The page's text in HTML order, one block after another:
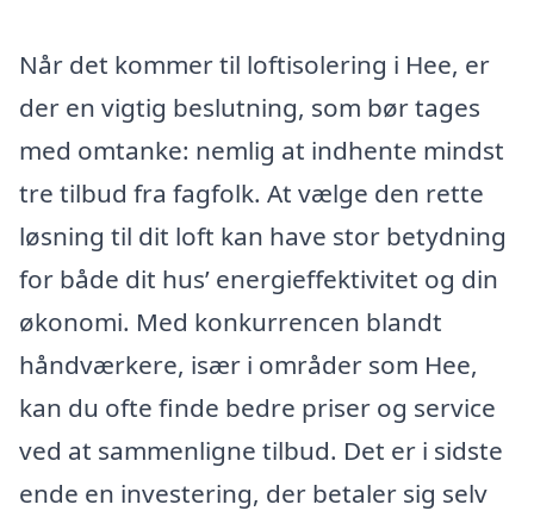
Når det kommer til loftisolering i Hee, er
der en vigtig beslutning, som bør tages
med omtanke: nemlig at indhente mindst
tre tilbud fra fagfolk. At vælge den rette
løsning til dit loft kan have stor betydning
for både dit hus’ energieffektivitet og din
økonomi. Med konkurrencen blandt
håndværkere, især i områder som Hee,
kan du ofte finde bedre priser og service
ved at sammenligne tilbud. Det er i sidste
ende en investering, der betaler sig selv